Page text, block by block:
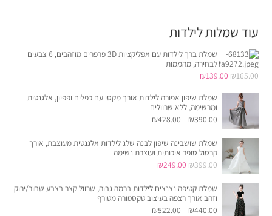
עוד שמלות לילדות
שמלת ברך לילדות עם אפליקציות 3D פרפרים מוזהבים, 6 צבעים
לבחירה, מהממות
₪165.00
המחיר
היה:
₪165.00.
₪139.00
הוא:
₪139.00.
שמלת שיפון אפורה לילדות אורך מקסי עם כפלים ופפיון, אלגנטית
ומרשימה, ללא שרוולים
₪390.00
–
₪428.00
שמלת שושבינה שיפון לבנה שלג לילדות אלגנטית מעוצבת, אורך
קרסול סופר איכותית ועוצרת נשימה
₪399.00
המחיר
היה:
₪399.00.
₪249.00
הוא:
₪249.00.
שמלת קטיפה נצנצים לילדות ברמה גבוה, שרוול קצר בצבע שחור/ירוק
וזהב אורך רצפה בעיצוב טקסטורה מטורף
₪440.00
–
₪522.00